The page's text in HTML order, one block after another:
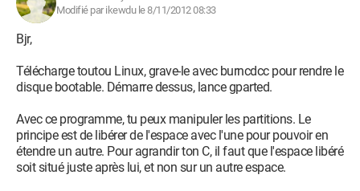
Modifié par ikewdu le 8/11/2012 08:33
Bjr,
Télécharge toutou Linux, grave-le avec burncdcc pour rendre le
disque bootable. Démarre dessus, lance gparted.
Avec ce programme, tu peux manipuler les partitions. Le
principe est de libérer de l'espace avec l'une pour pouvoir en
étendre un autre. Pour agrandir ton C, il faut que l'espace libéré
soit situé juste après lui, et non sur un autre espace.